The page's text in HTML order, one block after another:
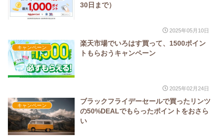
30日まで）
2025年05月10日
キャンペーン
楽天市場でいろはす買って、1500ポイン
トもらおうキャンペーン
2025年02月24日
キャンペーン
ブラックフライデーセールで買ったリンツ
の50%DEALでもらったポイントをおさら
い